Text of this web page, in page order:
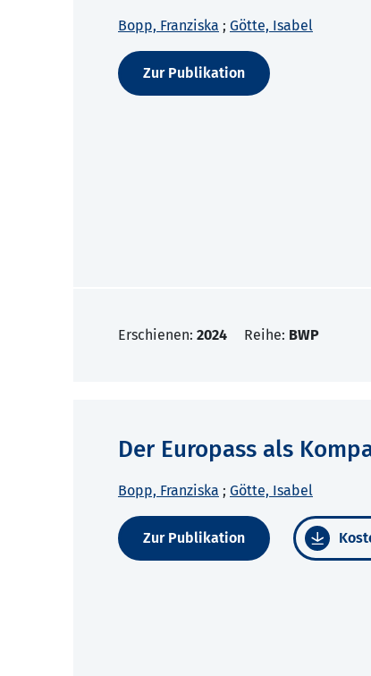
Bopp, Franziska ; Götte, Isabel
Zur Publikation
Erschienen: 2024 Reihe: BWP
Der Europass als
Bopp, Franziska ; Götte, Isabel
Zur Publikation